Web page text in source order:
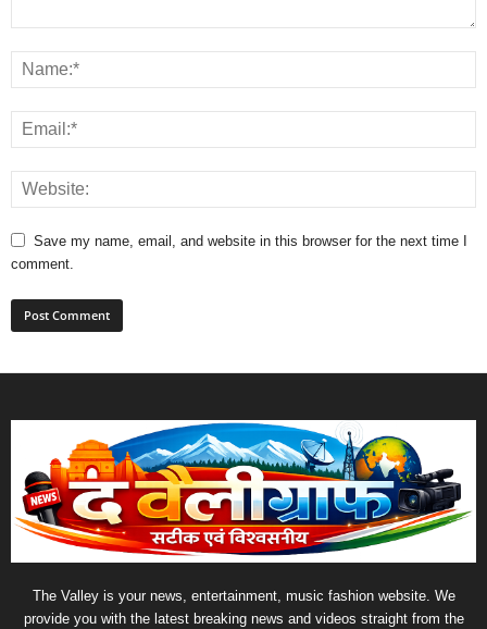
Save my name, email, and website in this browser for the next time I
comment.
The Valley is your news, entertainment, music fashion website. We
provide you with the latest breaking news and videos straight from the